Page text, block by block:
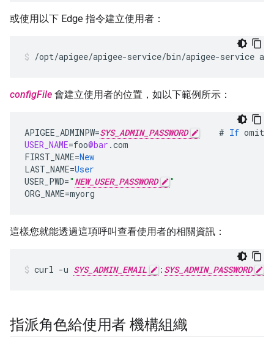
或使用以下 Edge 指令建立使用者：
/opt/apigee/apigee-service/bin/apigee-service
configFile 會建立使用者的位置，如以下範例所示：
APIGEE_ADMINPW=SYS_ADMIN_PASSWORD # If
USER_NAME=foo@bar .com
FIRST_NAME=New
LAST_NAME=User
USER_PWD=" NEW_USER_PASSWORD
"
ORG_NAME=myorg
這樣您就能透過這項呼叫查看使用者的相關資訊：
curl -u SYS_ADMIN_EMAIL : SYS_ADMIN_PASSWORD
指派角色給使用者 機構組織